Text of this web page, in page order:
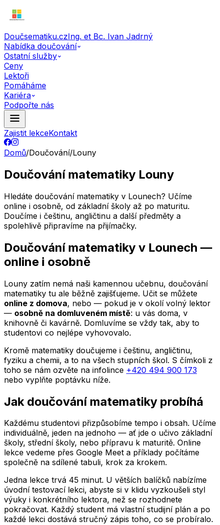
Doučsematiku.czIng. et Bc. Ivan Jadrný
Nabídka doučování
Ostatní služby
Ceny
Lektoři
Pomáháme
Kariéra
Podpořte nás
Zajistit lekceKontakt
Domů/Doučování/Louny
Doučování matematiky Louny
Hledáte doučování matematiky v Lounech? Učíme
online i osobně, od základní školy až po maturitu.
Doučíme i češtinu, angličtinu a další předměty a
spolehlivě připravíme na přijímačky.
Doučování matematiky v Lounech —
online i osobně
Louny zatím nemá naši kamennou učebnu, doučování
matematiky tu ale běžně zajišťujeme. Učit se můžete
online z domova, nebo — pokud je v okolí volný lektor
— osobně na domluveném místě: u vás doma, v
knihovně či kavárně. Domluvíme se vždy tak, aby to
studentovi co nejlépe vyhovovalo.
Kromě matematiky doučujeme i češtinu, angličtinu,
fyziku a chemii, a to na všech stupních škol. S čímkoli z
toho se nám ozvěte na infolince +420 494 900 173
nebo vyplňte poptávku níže.
Jak doučování matematiky probíhá
Každému studentovi přizpůsobíme tempo i obsah. Učíme
individuálně, jeden na jednoho — ať jde o učivo základní
školy, střední školy, nebo přípravu k maturitě. Online
lekce vedeme přes Google Meet a příklady počítáme
společně na sdílené tabuli, krok za krokem.
Jedna lekce trvá 45 minut. U větších balíčků nabízíme
úvodní testovací lekci, abyste si v klidu vyzkoušeli styl
výuky i konkrétního lektora, než se rozhodnete
pokračovat. Každý student má vlastní studijní plán a po
každé lekci dostává stručný zápis toho, co se probíralo.